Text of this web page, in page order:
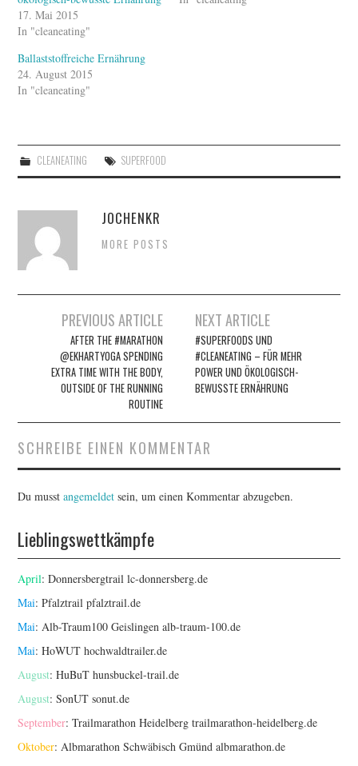
17. Mai 2015
In "cleaneating"
Ballaststoffreiche Ernährung
24. August 2015
In "cleaneating"
CLEANEATING SUPERFOOD
JOCHENKR
MORE POSTS
Artikel-
Navigation
PREVIOUS ARTICLE
AFTER THE #MARATHON
@EKHARTYOGA SPENDING
EXTRA TIME WITH THE BODY,
OUTSIDE OF THE RUNNING
ROUTINE
NEXT ARTICLE
#SUPERFOODS UND
#CLEANEATING – FÜR MEHR
POWER UND ÖKOLOGISCH-
BEWUSSTE ERNÄHRUNG
SCHREIBE EINEN KOMMENTAR
Du musstangemeldet sein, um einen Kommentar abzugeben.
Lieblingswettkämpfe
April: Donnersbergtraillc-donnersberg.de
Mai: Pfalztrailpfalztrail.de
Mai: Alb-Traum100 Geislingenalb-traum-100.de
Mai: HoWUThochwaldtrailer.de
August: HuBuThunsbuckel-trail.de
August: SonUTsonut.de
September: Trailmarathon Heidelbergtrailmarathon-heidelberg.de
Oktober: Albmarathon Schwäbisch Gmündalbmarathon.de